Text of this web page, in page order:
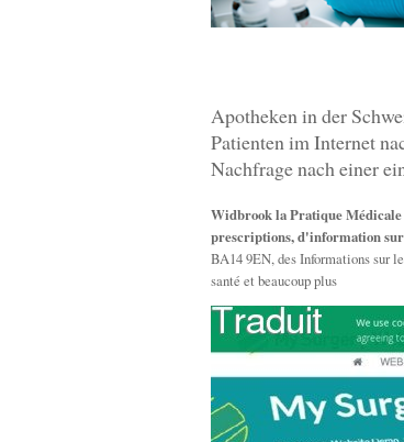
Apotheken in der
Patienten im Internet
Nachfrage nach einer
Widbrook la Pratique
prescriptions, d'information sur
BA14 9EN, des Informations sur
santé et beaucoup plus